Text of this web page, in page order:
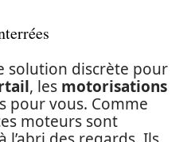
solution discrète pour
, les motorisations
pour vous. Comme
moteurs sont